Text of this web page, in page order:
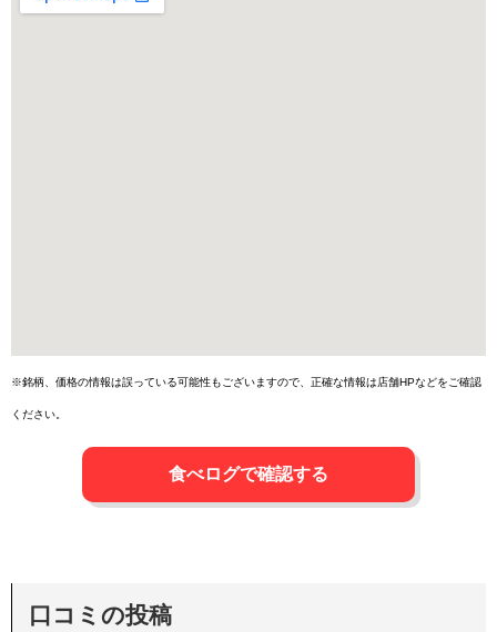
※銘柄、価格の情報は誤っている可能性もございますので、正確な情報は店舗HPなどをご確認
ください。
食べログで確認する
口コミの投稿